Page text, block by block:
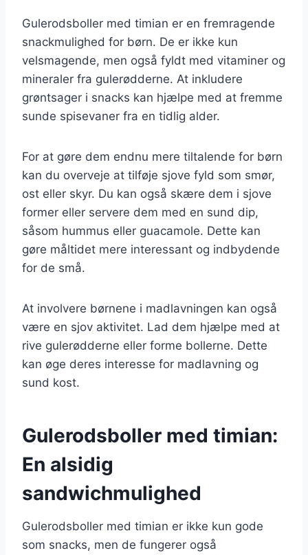
Gulerodsboller med timian er en fremragende
snackmulighed for børn. De er ikke kun
velsmagende, men også fyldt med vitaminer og
mineraler fra gulerødderne. At inkludere
grøntsager i snacks kan hjælpe med at fremme
sunde spisevaner fra en tidlig alder.
For at gøre dem endnu mere tiltalende for børn
kan du overveje at tilføje sjove fyld som smør,
ost eller skyr. Du kan også skære dem i sjove
former eller servere dem med en sund dip,
såsom hummus eller guacamole. Dette kan
gøre måltidet mere interessant og indbydende
for de små.
At involvere børnene i madlavningen kan også
være en sjov aktivitet. Lad dem hjælpe med at
rive gulerødderne eller forme bollerne. Dette
kan øge deres interesse for madlavning og
sund kost.
Gulerodsboller med timian:
En alsidig
sandwichmulighed
Gulerodsboller med timian er ikke kun gode
som snacks, men de fungerer også